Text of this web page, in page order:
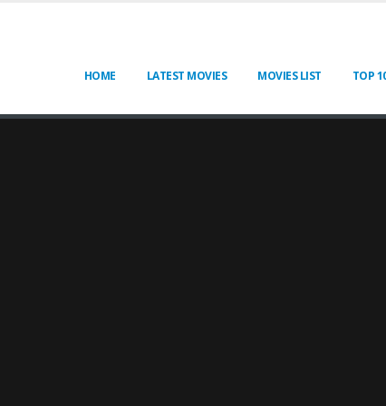
HOME LATEST MOVIES MOVIES LIST TOP